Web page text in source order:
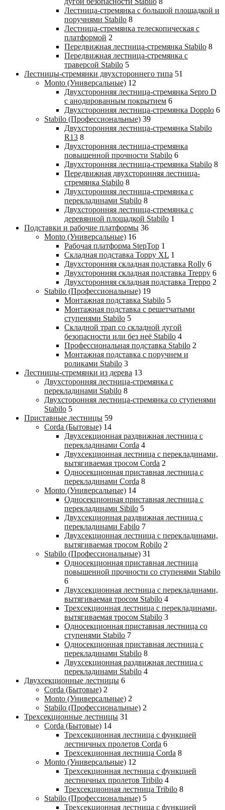
Лестница-стремянка с большой площадкой и
поручнями Stabilo 8
Лестница-стремянка телескопическая с
платформой 2
Передвижная лестница-стремянка Stabilo 8
Передвижная лестница-стремянка с
траверсой Stabilo 5
Лестницы-стремянки двухстороннего типа 51
Monto (Универсальные) 12
Двухсторонняя лестница-стремянка Sepro D
с анодированным покрытием 6
Двухсторонняя лестница-стремянка Dopplo 6
Stabilo (Профессиональные) 39
Двухсторонняя лестница-стремянка Stabilo
R13 8
Двухсторонняя лестница-стремянка
повышенной прочности Stabilo 6
Двухсторонняя лестница-стремянка Stabilo 8
Передвижная двухсторонняя лестница-
стремянка Stabilo 8
Двухсторонняя лестница-стремянка с
перекладинами Stabilo 8
Двухсторонняя лестница-стремянка с
деревянной площадкой Stabilo 1
Подставки и рабочие платформы 36
Monto (Универсальные) 16
Рабочая платформа StepTop 1
Складная подставка Toppy XL 1
Двухсторонняя складная подставка Rolly 6
Двухсторонняя складная подставка Treppy 6
Двухсторонняя складная подставка Treppo 2
Stabilo (Профессиональные) 19
Монтажная подставка Stabilo 5
Монтажная подставка с решетчатыми
ступенями Stabilo 5
Складной трап со складной дугой
безопасности или без неё Stabilo 4
Профессиональная подставка Stabilo 2
Монтажная подставка с поручнем и
роликами Stabilo 3
Лестницы-стремянки из дерева 13
Двухсторонняя лестница-стремянка с
перекладинами Stabilo 8
Двухсторонняя лестница-стремянка со ступенями
Stabilo 5
Приставные лестницы 59
Corda (Бытовые) 14
Двухсекционная раздвижная лестница с
перекладинами Corda 4
Двухсекционная лестница с перекладинами,
вытягиваемая тросом Corda 2
Односекционная приставная лестница с
перекладинами Corda 8
Monto (Универсальные) 14
Односекционная приставная лестница с
перекладинами Sibilo 5
Двухсекционная раздвижная лестница с
перекладинами Fabilo 7
Двухсекционная лестница с перекладинами,
вытягиваемая тросом Robilo 2
Stabilo (Профессиональные) 31
Односекционная приставная лестница
повышенной прочности со ступенями Stabilo
6
Двухсекционная лестница с перекладинами,
вытягиваемая тросом Stabilo 4
Трехсекционная лестница с перекладинами,
вытягиваемая тросом Stabilo 3
Односекционная приставная лестница со
ступенями Stabilo 7
Односекционная приставная лестница с
перекладинами Stabilo 8
Двухсекционная раздвижная лестница с
перекладинами Stabilo 4
Двухсекционные лестницы 6
Corda (Бытовые) 2
Monto (Универсальные) 2
Stabilo (Профессиональные) 2
Трехсекционные лестницы 31
Corda (Бытовые) 14
Трехсекционная лестница с функцией
лестничных пролетов Corda 6
Трехсекционная лестница Corda 8
Monto (Универсальные) 12
Трехсекционная лестница с функцией
лестничных пролетов Tribilo 4
Трехсекционная лестница Tribilo 8
Stabilo (Профессиональные) 5
Трехсекционная лестница с функцией